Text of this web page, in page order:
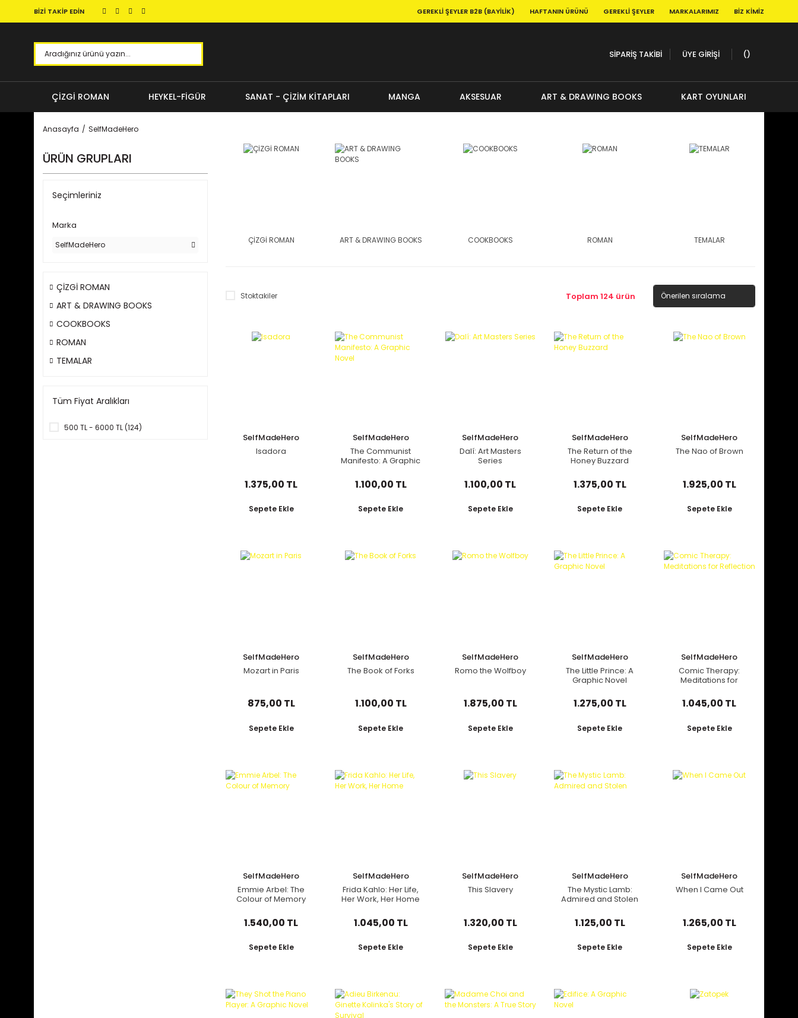
BİZİ TAKİP EDİN GEREKLI ŞEYLER B2B (BAYILIK) HAFTANIN ÜRÜNÜ GEREKLI ŞEYLER MARKALARIMIZ BIZ KIMIZ
SİPARİŞ TAKİBİ ÜYE GİRİŞİ
ÇİZGİ ROMAN HEYKEL-FİGÜR SANAT - ÇİZİM KİTAPLARI MANGA AKSESUAR ART & DRAWING BOOKS KART OYUNLARI
Anasayfa SelfMadeHero
ÜRÜN GRUPLARI
Seçimleriniz
Marka
SelfMadeHero
ÇİZGİ ROMAN
ART & DRAWING BOOKS
COOKBOOKS
ROMAN
TEMALAR
Tüm Fiyat Aralıkları
500 TL - 6000 TL (124)
ÇİZGİ ROMAN ART & DRAWING BOOKS COOKBOOKS ROMAN TEMALAR
Stoktakiler Toplam 124 ürün
SelfMadeHero
Isadora
1.375,00 TL
Sepete Ekle
SelfMadeHero
The Communist
Manifesto: A Graphic
1.100,00 TL
Sepete Ekle
SelfMadeHero
Dalí: Art Masters
Series
1.100,00 TL
Sepete Ekle
SelfMadeHero
The Return of the
Honey Buzzard
1.375,00 TL
Sepete Ekle
SelfMadeHero
The Nao of Brown
1.925,00 TL
Sepete Ekle
SelfMadeHero
Mozart in Paris
875,00 TL
Sepete Ekle
SelfMadeHero
The Book of Forks
1.100,00 TL
Sepete Ekle
SelfMadeHero
Romo the Wolfboy
1.875,00 TL
Sepete Ekle
SelfMadeHero
The Little Prince: A
Graphic Novel
1.275,00 TL
Sepete Ekle
SelfMadeHero
Comic Therapy:
Meditations for
1.045,00 TL
Sepete Ekle
SelfMadeHero
Emmie Arbel: The
Colour of Memory
1.540,00 TL
Sepete Ekle
SelfMadeHero
Frida Kahlo: Her Life,
Her Work, Her Home
1.045,00 TL
Sepete Ekle
SelfMadeHero
This Slavery
1.320,00 TL
Sepete Ekle
SelfMadeHero
The Mystic Lamb:
Admired and Stolen
1.125,00 TL
Sepete Ekle
SelfMadeHero
When I Came Out
1.265,00 TL
Sepete Ekle